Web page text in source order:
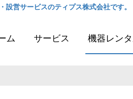
営サービスのティプス株式会社です。
ム サービス 機器レン